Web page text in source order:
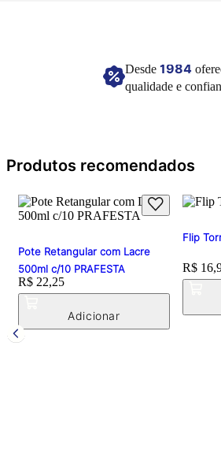
Desde 1984
qualidade e
Produtos recomendados
Pote Retangular com Lacre
500ml c/10 PRAFESTA
Price:
R$ 22,25
Flip
Price:
R$